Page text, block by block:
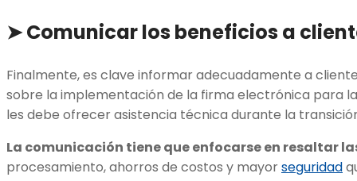
➤ Comunicar los beneficios a
Finalmente, es clave informar adecuadamente a
sobre la implementación de la firma electrónica para
les debe ofrecer asistencia técnica durante la
La comunicación tiene que enfocarse en resaltar
procesamiento, ahorros de costos y mayorseguridad